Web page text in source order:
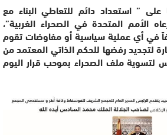
على ” استعداد دائم للتعاطي البناء مع
الأمم المتحدة في الصحراء الغربية”،
في أي عملية سياسية أو مفاوضات تقوم
لتجديد رفضها للحكم الذاتي المعتمد من
ملف الصحراء بموحب قرار اليوم